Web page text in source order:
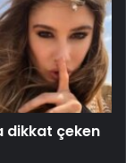
dikkat çeken